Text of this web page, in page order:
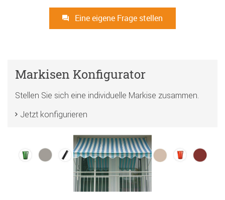
Eine eigene Frage stellen
Markisen Konfigurator
Stellen Sie sich eine individuelle Markise zusammen.
Jetzt konfigurieren